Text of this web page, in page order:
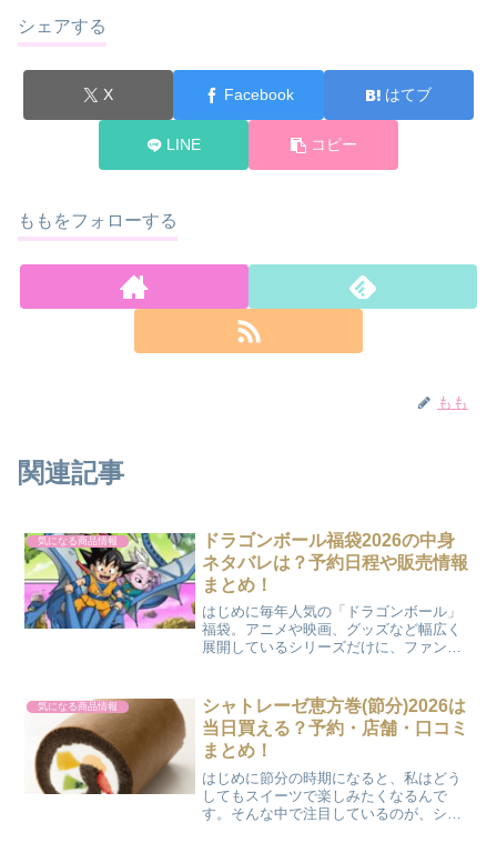
シェアする
X Facebook はてブ
LINE コピー
ももをフォローする
もも
関連記事
気になる商品情報
ドラゴンボール福袋2026の中身
ネタバレは？予約日程や販売情報
まとめ！
はじめに毎年人気の「ドラゴンボール」
福袋。アニメや映画、グッズなど幅広く
展開しているシリーズだけに、ファンに
情報、過去の中身、口コミ、購入のコツ
などをまとめてご紹介...
気になる商品情報
シャトレーゼ恵方巻(節分)2026は
当日買える？予約・店舗・口コミ
まとめ！
はじめに節分の時期になると、私はどう
してもスイーツで楽しみたくなるんで
す。そんな中で注目しているのが、シャ